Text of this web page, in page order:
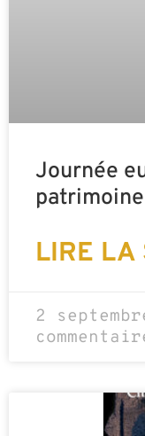
Journée
LIRE LA
2